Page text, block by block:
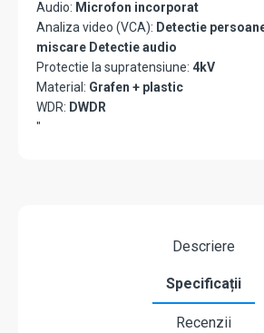
Audio: Microfon incorporat
Analiza video (VCA): Detectie
miscare Detectie audio
Protectie la supratensiune: 4kV
Material: Grafen + plastic
WDR: DWDR
"
Descriere
Specificații
Recenzii